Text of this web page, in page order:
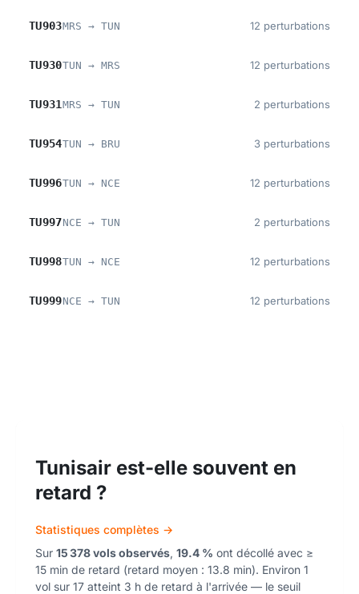
TU903MRS → TUN 12 perturbations
TU930TUN → MRS 12 perturbations
TU931MRS → TUN 2 perturbations
TU954TUN → BRU 3 perturbations
TU996TUN → NCE 12 perturbations
TU997NCE → TUN 2 perturbations
TU998TUN → NCE 12 perturbations
TU999NCE → TUN 12 perturbations
Tunisair est-elle souvent en
retard ?
Statistiques complètes →
Sur 15 378 vols observés, 19.4 % ont décollé avec ≥
15 min de retard (retard moyen : 13.8 min). Environ 1
vol sur 17 atteint 3 h de retard à l'arrivée — le seuil